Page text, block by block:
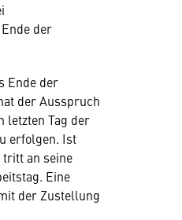
der
Ende der
der Ausspruch
letzten Tag der
erfolgen. Ist
tritt an seine
Eine
der Zustellung